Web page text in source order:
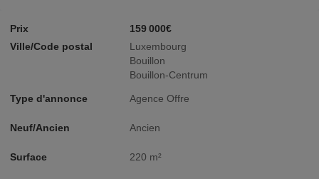
Prix
159 000€
Ville/Code postal
Luxembourg
Bouillon
Bouillon-Centrum
Type d'annonce Agence Offre
Neuf/Ancien Ancien
Surface 220 m²